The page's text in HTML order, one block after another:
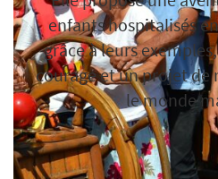
enfants hospitalisés
grâce à leurs
courage et un projet de
le monde